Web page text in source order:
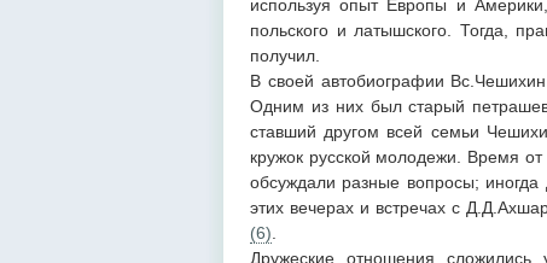
используя опыт Европы и
польского и латышского. Тогда,
получил.
В своей автобиографии
Одним из них был старый
ставший другом всей семьи
кружок русской молодежи. Время
обсуждали разные вопросы;
этих вечерах и встречах с
(6).
Дружеские отношения